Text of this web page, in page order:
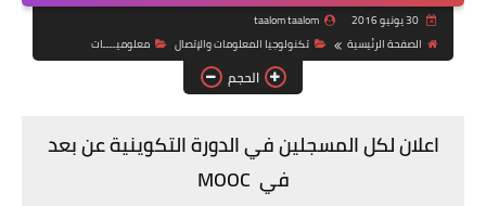
30 يونيو 2016
taalom taalom
الصفحة الرئيسية
تكنولوجيا المعلومات والإتصال معلوميــــات
الحجم
اعلان لكل المسجلين في الدورة التكوينية عن بعد
في MOOC